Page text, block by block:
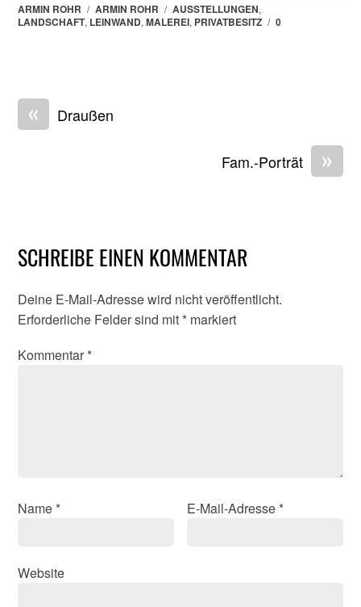
ARMIN ROHR / ARMIN ROHR / AUSSTELLUNGEN,
LANDSCHAFT, LEINWAND,MALEREI, PRIVATBESITZ / 0
« Draußen
»
Fam.-Porträt
SCHREIBE EINEN KOMMENTAR
Deine E-Mail-Adresse wird nicht veröffentlicht.
Erforderliche Felder sind mit * markiert
Kommentar *
Name * E-Mail-Adresse *
Website